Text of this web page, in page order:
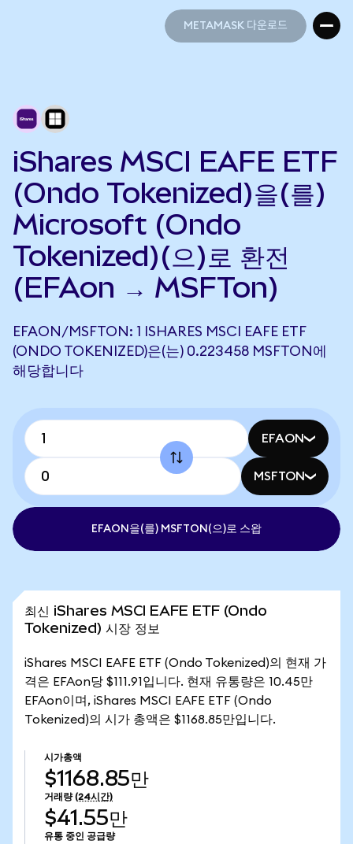
METAMASK 다운로드
iShares MSCI EAFE ETF
(Ondo Tokenized)을(를)
Microsoft (Ondo
Tokenized)(으)로 환전
(EFAon → MSFTon)
EFAON/MSFTON: 1 ISHARES MSCI EAFE ETF
(ONDO TOKENIZED)은(는) 0.223458 MSFTON에
해당합니다
EFAON
MSFTON
EFAON을(를) MSFTON(으)로 스왑
최신 iShares MSCI EAFE ETF (Ondo
Tokenized) 시장 정보
iShares MSCI EAFE ETF (Ondo Tokenized)의 현재 가
격은 EFAon당 $111.91입니다. 현재 유통량은 10.45만
EFAon이며, iShares MSCI EAFE ETF (Ondo
Tokenized)의 시가 총액은 $1168.85만입니다.
시가총액
$1168.85만
거래량 (24시간)
$41.55만
유통 중인 공급량